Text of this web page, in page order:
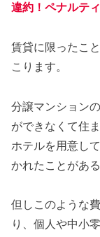
違約！ペナルテ
賃貸に限ったこ
こります。
分譲マンション
ができなくて住
ホテルを用意し
かれたことがあ
但しこのような
り、個人や中小